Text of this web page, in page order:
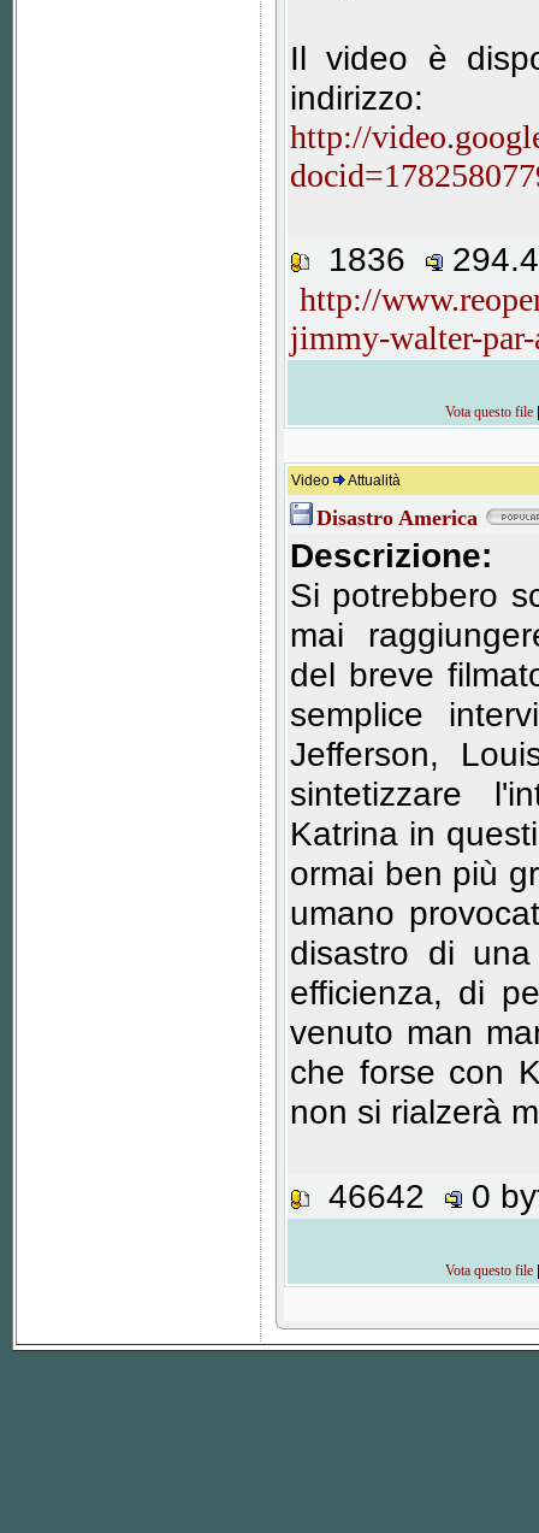
Il video è
indirizzo:
http://
1836
http://
jimmy-walter-
Vota questo file
Video Attualità
Disastro America
Descrizione:
Si potrebbero
mai
del breve
semplice
Jefferson,
sintetizzare
Katrina in
ormai ben più
umano
disastro di
efficienza, di
venuto man
che forse con
non si rialzerà
46642 0
Vota questo file